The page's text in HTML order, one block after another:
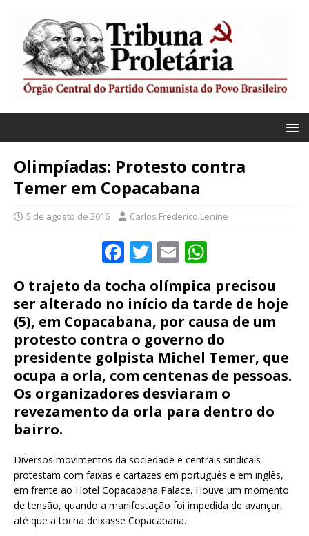
Olimpíadas: Protesto contra
Temer em Copacabana
5 de agosto de 2016 Carlos Frederico Lenine
F
a
c
e
b
o
o
k
T
w
it
te
r
E
m
ai
l
at
s
A
p
p
O trajeto da tocha olímpica precisou
ser alterado no início da tarde de hoje
(5), em Copacabana, por causa de um
protesto contra o governo do
presidente golpista Michel Temer, que
ocupa a orla, com centenas de pessoas.
Os organizadores desviaram o
revezamento da orla para dentro do
bairro.
Diversos movimentos da sociedade e centrais sindicais
protestam com faixas e cartazes em português e em inglês,
em frente ao Hotel Copacabana Palace. Houve um momento
de tensão, quando a manifestação foi impedida de avançar,
até que a tocha deixasse Copacabana.